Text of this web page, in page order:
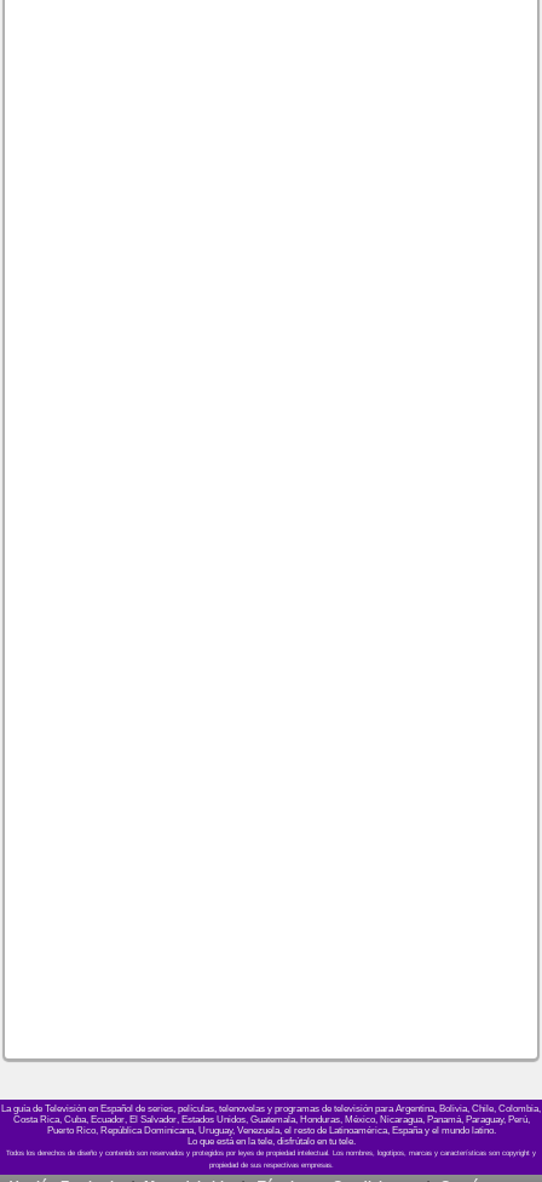
La guía de Televisión en Español de series, películas, telenovelas y programas de televisión para Argentina, Bolivia, Chile, Colombia,
Costa Rica, Cuba, Ecuador, El Salvador, Estados Unidos, Guatemala, Honduras, México, Nicaragua, Panamá, Paraguay, Perú,
Puerto Rico, República Dominicana, Uruguay, Venezuela, el resto de Latinoamérica, España y el mundo latino.
Lo que está en la tele, disfrútalo en tu tele.